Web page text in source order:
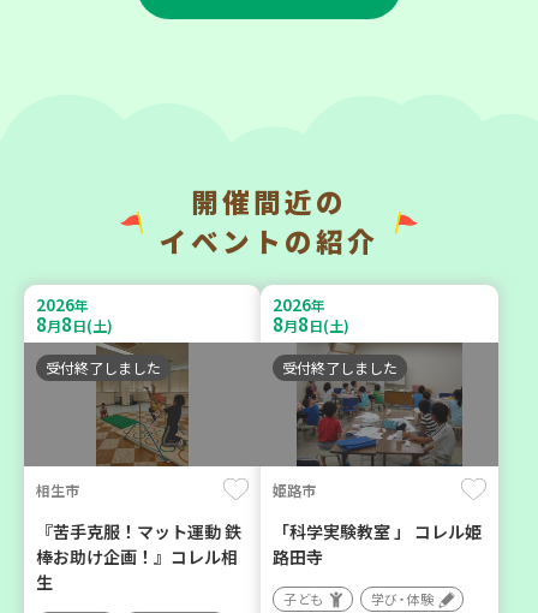
神戸市長田区
で遊ぼう♪ 親子で楽しい
夏祭り
親子で楽しむ
神戸市東灘区
ティールームすみれ会」
（毎月第2金曜日）
食 カフェ・つどい場
9月23日(水)
2026年
9月10日(木)
開催間近の
イベントの紹介
2026年
8月8日(土)
受付終了しました
相生市
『苦手克服！マット運動 鉄
棒お助け企画！』コレル相
生
2026年
8月8日(土)
受付終了しました
姫路市
「科学実験教室 」 コレル姫
路田寺
子ども 学び・体験